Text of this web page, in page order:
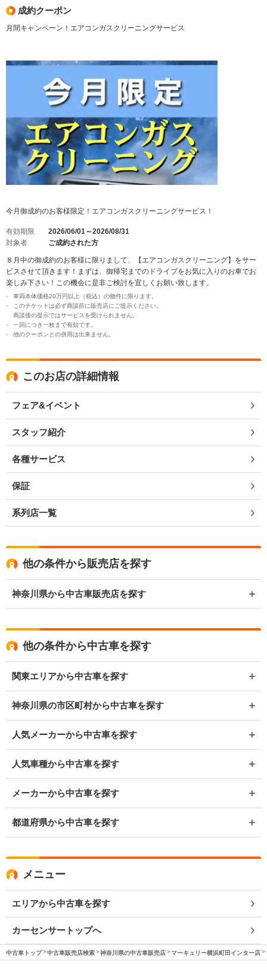
成約クーポン
月間キャンペーン！エアコンガスクリーニングサービス
今月御成約のお客様限定！エアコンガスクリーニングサービス！
有効期限
2026/06/01～2026/08/31
対象者
ご成約された方
８月中の御成約のお客様に限りまして、【エアコンガスクリーニング】をサー
ビスさせて頂きます！まずは、御帰宅までのドライブをお気に入りのお車でお
楽しみ下さい！この機会に是非ご検討を宜しくお願い致します。
車両本体価格20万円以上（税込）の物件に限ります。
このチケットは必ず商談前に販売店にご提示ください。
商談後の提示ではサービスを受けられません。
一回につき一枚まで有効です。
他のクーポンとの併用は出来ません。
このお店の詳細情報
フェア&イベント
スタッフ紹介
各種サービス
保証
系列店一覧
他の条件から販売店を探す
神奈川県から中古車販売店を探す
他の条件から中古車を探す
関東エリアから中古車を探す
神奈川県の市区町村から中古車を探す
人気メーカーから中古車を探す
人気車種から中古車を探す
メーカーから中古車を探す
都道府県から中古車を探す
メニュー
エリアから中古車を探す
カーセンサートップへ
中古車トップ 中古車販売店検索 神奈川県の中古車販売店 マーキュリー横浜町田インター店